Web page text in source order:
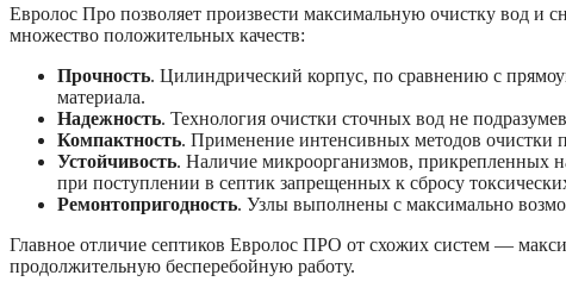
Евролос Про позволяет произвести максимальную очистку вод и
множество положительных качеств:
Прочность. Цилиндрический корпус, по сравнению с
материала.
Надежность. Технология очистки сточных вод не
Компактность. Применение интенсивных методов очистки
Устойчивость. Наличие микроорганизмов, прикрепленных
при поступлении в септик запрещенных к сбросу
Ремонтопригодность. Узлы выполнены с максимально
Главное отличие септиков Евролос ПРО от схожих систем —
продолжительную бесперебойную работу.